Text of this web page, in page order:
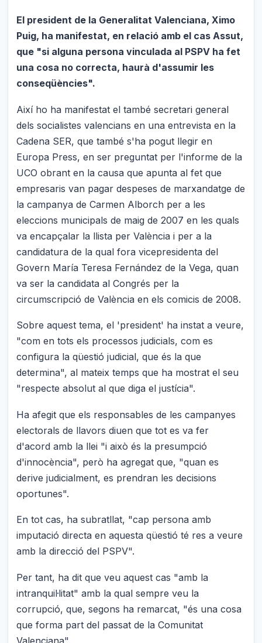
El president de la Generalitat Valenciana, Ximo
Puig, ha manifestat, en relació amb el cas Assut,
que "si alguna persona vinculada al PSPV ha fet
una cosa no correcta, haurà d'assumir les
conseqüències".
Així ho ha manifestat el també secretari general
dels socialistes valencians en una entrevista en la
Cadena SER, que també s'ha pogut llegir en
Europa Press, en ser preguntat per l'informe de la
UCO obrant en la causa que apunta al fet que
empresaris van pagar despeses de marxandatge de
la campanya de Carmen Alborch per a les
eleccions municipals de maig de 2007 en les quals
va encapçalar la llista per València i per a la
candidatura de la qual fora vicepresidenta del
Govern María Teresa Fernández de la Vega, quan
va ser la candidata al Congrés per la
circumscripció de València en els comicis de 2008.
Sobre aquest tema, el 'president' ha instat a veure,
"com en tots els processos judicials, com es
configura la qüestió judicial, que és la que
determina", al mateix temps que ha mostrat el seu
"respecte absolut al que diga el justícia".
Ha afegit que els responsables de les campanyes
electorals de llavors diuen que tot es va fer
d'acord amb la llei "i això és la presumpció
d'innocència", però ha agregat que, "quan es
derive judicialment, es prendran les decisions
oportunes".
En tot cas, ha subratllat, "cap persona amb
imputació directa en aquesta qüestió té res a veure
amb la direcció del PSPV".
Per tant, ha dit que veu aquest cas "amb la
intranquil·litat" amb la qual sempre veu la
corrupció, que, segons ha remarcat, "és una cosa
que forma part del passat de la Comunitat
Valenciana".